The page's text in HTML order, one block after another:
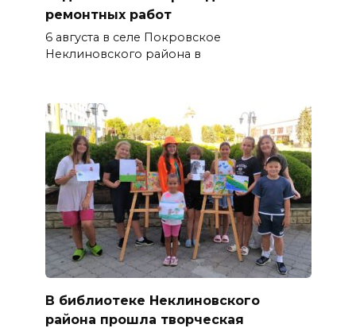
ремонтных работ
6 августа в селе Покровское
Неклиновского района в
В библиотеке Неклиновского
района прошла творческая